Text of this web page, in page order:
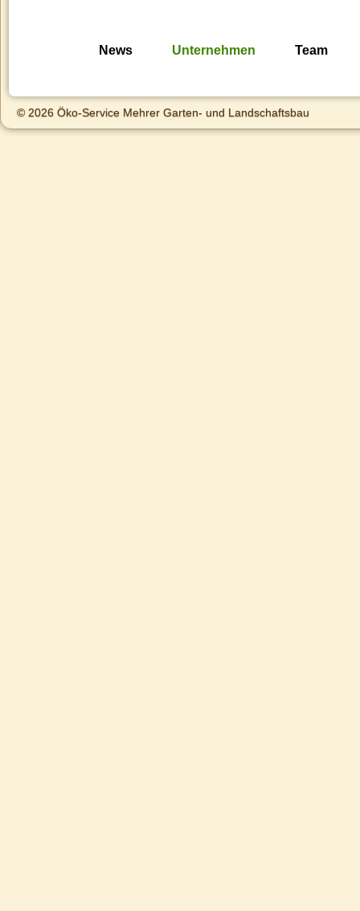
News Unternehmen Team
© 2026 Öko-Service Mehrer Garten- und Landschaftsbau